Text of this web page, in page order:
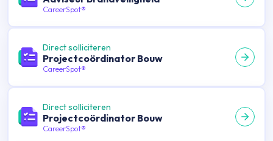
CareerSpot®
Direct solliciteren
Projectcoördinator Bouw
CareerSpot®
Direct solliciteren
Projectcoördinator Bouw
CareerSpot®